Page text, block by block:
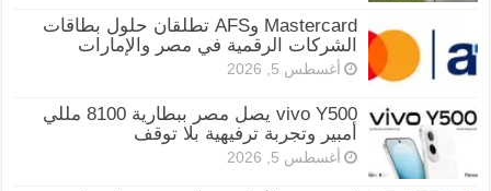
Mastercard وAFS تطلقان حلول بطاقات
الشركات الرقمية في مصر والإمارات
أغسطس 5, 2026
vivo Y500 يصل مصر ببطارية 8100 مللي
أمبير وتجربة ترفيهية بلا توقف
أغسطس 5, 2026